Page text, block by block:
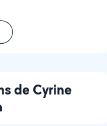
de Cyrine